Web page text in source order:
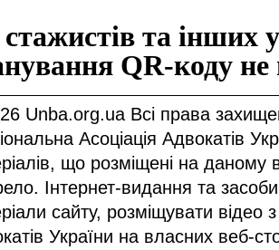
та інших
QR-коду
Unba.org.ua Всі права
Асоціація Адвокатів
що розміщені на даному
Інтернет-видання та
сайту, розміщувати відео
України на власних веб-